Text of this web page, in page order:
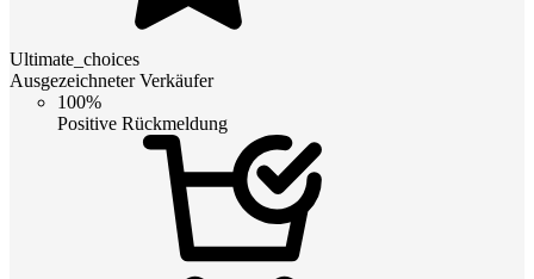
Ultimate_choices
Ausgezeichneter Verkäufer
100%
Positive Rückmeldung